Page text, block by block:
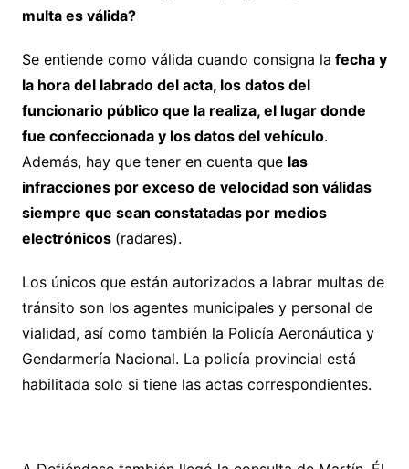
multa es válida?
Se entiende como válida cuando consigna la fecha y
la hora del labrado del acta, los datos del
funcionario público que la realiza, el lugar donde
fue confeccionada y los datos del vehículo.
Además, hay que tener en cuenta que las
infracciones por exceso de velocidad son válidas
siempre que sean constatadas por medios
electrónicos (radares).
Los únicos que están autorizados a labrar multas de
tránsito son los agentes municipales y personal de
vialidad, así como también la Policía Aeronáutica y
Gendarmería Nacional. La policía provincial está
habilitada solo si tiene las actas correspondientes.